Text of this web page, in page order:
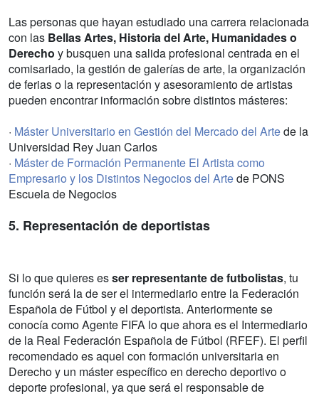
Las personas que hayan estudiado una carrera relacionada
con las Bellas Artes, Historia del Arte, Humanidades o
Derecho y busquen una salida profesional centrada en el
comisariado, la gestión de galerías de arte, la organización
de ferias o la representación y asesoramiento de artistas
pueden encontrar información sobre distintos másteres:
· Máster Universitario en Gestión del Mercado del Artede la
Universidad Rey Juan Carlos
· Máster de Formación Permanente El Artista como
Empresario y los Distintos Negocios del Artede PONS
Escuela de Negocios
5. Representación de deportistas
Si lo que quieres esser representante de futbolistas, tu
función será la de ser el intermediario entre la Federación
Española de Fútbol y el deportista. Anteriormente se
conocía como Agente FIFA lo que ahora es el Intermediario
de la Real Federación Española de Fútbol (RFEF). El perfil
recomendado es aquel con formación universitaria en
Derecho y un máster específico en derecho deportivo o
deporte profesional, ya que será el responsable de